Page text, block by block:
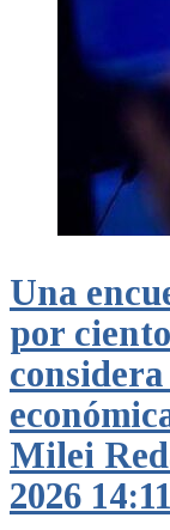
Una
por
Milei
2026 14:11